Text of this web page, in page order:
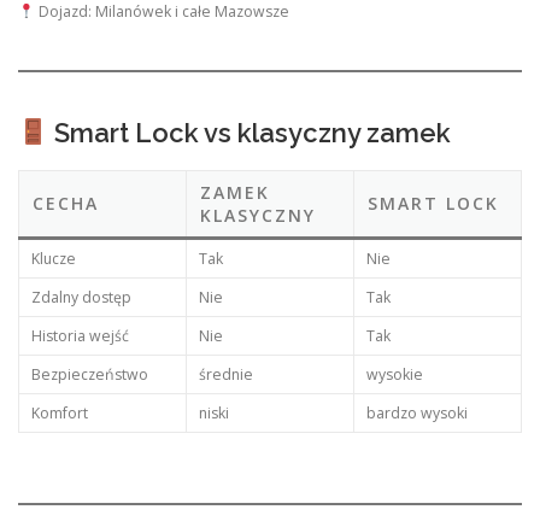
Dojazd: Milanówek i całe Mazowsze
Smart Lock vs klasyczny zamek
CECHA
ZAMEK
KLASYCZNY
SMART LOCK
Klucze Tak
Nie
Zdalny dostęp
Nie
Tak
Historia wejść
Nie
Tak
Bezpieczeństwo
średnie
wysokie
Komfort
niski bardzo wysoki